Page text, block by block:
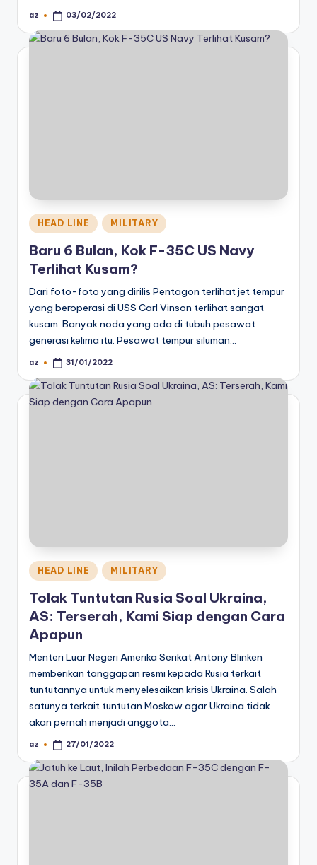
Posted
az 03/02/2022
Posted
in
HEAD LINE MILITARY
Baru 6 Bulan, Kok F-35C US Navy
Terlihat Kusam?
Dari foto-foto yang dirilis Pentagon terlihat jet tempur
yang beroperasi di USS Carl Vinson terlihat sangat
kusam. Banyak noda yang ada di tubuh pesawat
generasi kelima itu. Pesawat tempur siluman…
Posted
az 31/01/2022
Posted
in
HEAD LINE MILITARY
Tolak Tuntutan Rusia Soal Ukraina,
AS: Terserah, Kami Siap dengan Cara
Apapun
Menteri Luar Negeri Amerika Serikat Antony Blinken
memberikan tanggapan resmi kepada Rusia terkait
tuntutannya untuk menyelesaikan krisis Ukraina. Salah
satunya terkait tuntutan Moskow agar Ukraina tidak
akan pernah menjadi anggota…
Posted
az 27/01/2022